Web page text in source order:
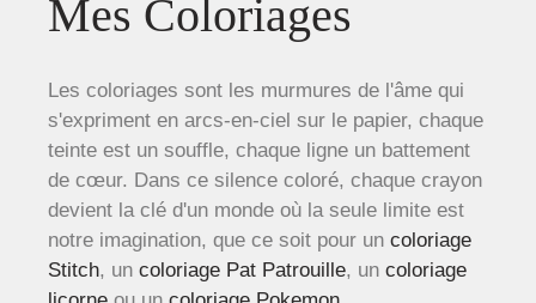
Mes Coloriages
Les coloriages sont les murmures de l'âme qui
s'expriment en arcs-en-ciel sur le papier, chaque
teinte est un souffle, chaque ligne un battement
de cœur. Dans ce silence coloré, chaque crayon
devient la clé d'un monde où la seule limite est
notre imagination, que ce soit pour un coloriage
Stitch, un coloriage Pat Patrouille, un coloriage